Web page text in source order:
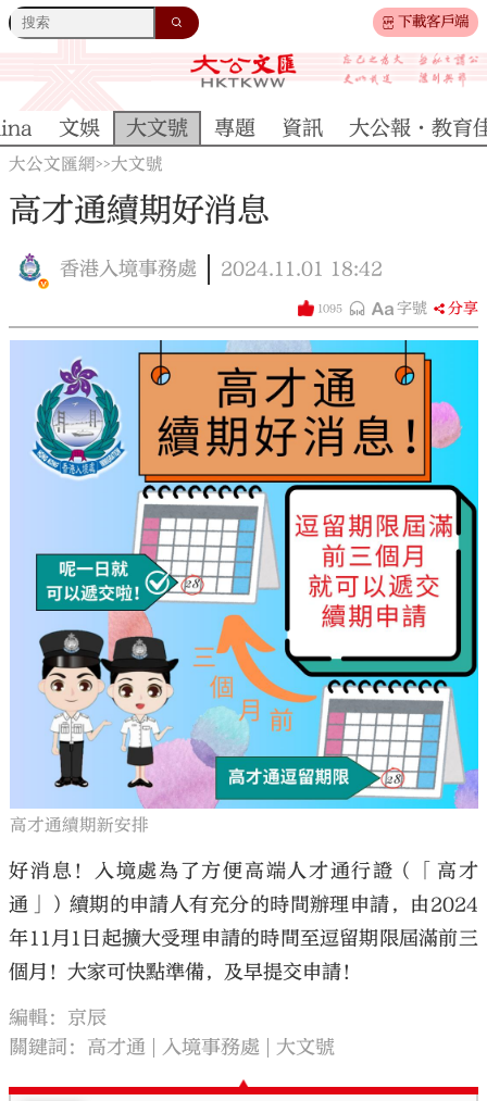
下載客戶端
大公文匯
文娛 大文號 專題 資訊 大公報·教育
大公文匯網>>大文號
高才通續期好消息
香港入境事務處 2024.11.01 18:42
1095 字號 分享
高才通續期新安排
好消息！入境處為了方便高端人才通行證（「高才
通」）續期的申請人有充分的時間辦理申請，由2024
年11月1日起擴大受理申請的時間至逗留期限屆滿前三
個月！大家可快點準備，及早提交申請！
編輯：京辰
關鍵詞： 高才通 入境事務處 大文號